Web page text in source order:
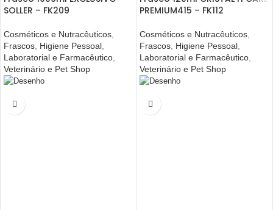
SOLLER – FK209
Cosméticos e Nutracêuticos
Frascos Higiene Pessoal
Laboratorial e Farmacêutico
Veterinário e Pet Shop
PREMIUM415 – FK112
Cosméticos e Nutracêuticos
Frascos Higiene Pessoal
Laboratorial e Farmacêutico
Veterinário e Pet Shop